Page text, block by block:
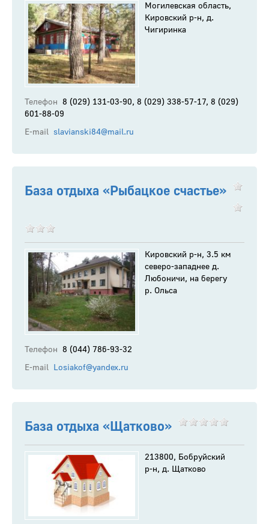
Могилевская область,
Кировский р-н, д.
Чигиринка
Телефон 8 (029) 131-03-90, 8 (029) 338-57-17, 8 (029)
601-88-09
E-mail slavianski84@mail.ru
База отдыха «Рыбацкое счастье»
Кировский р-н, 3.5 км
северо-западнее д.
Любоничи, на берегу
р. Ольса
Телефон 8 (044) 786-93-32
E-mail Losiakof@yandex.ru
База отдыха «Щатково»
213800, Бобруйский
р-н, д. Щатково